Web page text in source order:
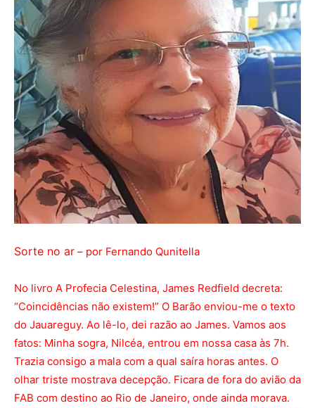
Sorte no ar – por Fernando Qunitella
No livro A Profecia Celestina, James Redfield decreta:
“Coincidências não existem!” O Barão enviou-me o texto
do Jauareguy. Ao lê-lo, dei razão ao James. Vamos aos
fatos: Minha sogra, Nilcéa, entrou em nossa casa às 7h.
Trazia consigo a mala com a qual saíra horas antes. O
olhar triste mostrava decepção. Ficara de fora do avião da
FAB com destino ao Rio de Janeiro, onde ainda morava.